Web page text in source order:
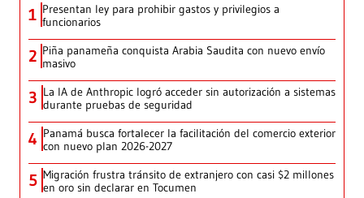
1 Presentan ley para prohibir gastos y privilegios a
funcionarios
2 Piña panameña conquista Arabia Saudita con nuevo envío
masivo
3 La IA de Anthropic logró acceder sin autorización a sistemas
durante pruebas de seguridad
4 Panamá busca fortalecer la facilitación del comercio exterior
con nuevo plan 2026-2027
5 Migración frustra tránsito de extranjero con casi $2 millones
en oro sin declarar en Tocumen